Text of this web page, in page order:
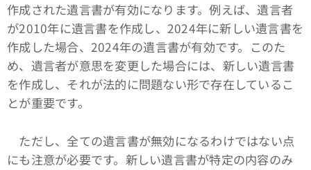
作成された遺言書が有効になります。例えば、遺言者
が2010年に遺言書を作成し、2024年に新しい遺言書を
作成した場合、2024年の遺言書が有効です。このた
め、遺言者が意思を変更した場合には、新しい遺言書
を作成し、それが法的に問題ない形で存在しているこ
とが重要です。
ただし、全ての遺言書が無効になるわけではない点
にも注意が必要です。新しい遺言書が特定の内容のみ